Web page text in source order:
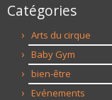
Catégories
Arts du cirque
Baby Gym
bien-être
Evénements